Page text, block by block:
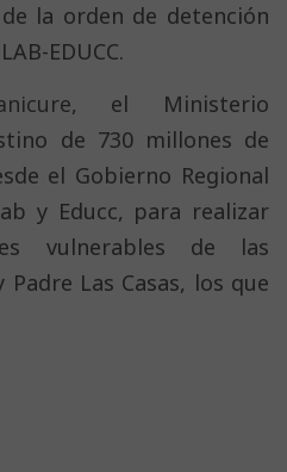
la orden de detención
EDUCC.
, el Ministerio
de 730 millones de
el Gobierno Regional
y Educc, para realizar
vulnerables de las
Las Casas, los que